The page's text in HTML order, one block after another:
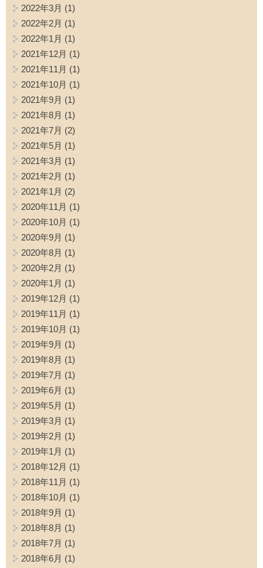
2022年3月 (1)
2022年2月 (1)
2022年1月 (1)
2021年12月 (1)
2021年11月 (1)
2021年10月 (1)
2021年9月 (1)
2021年8月 (1)
2021年7月 (2)
2021年5月 (1)
2021年3月 (1)
2021年2月 (1)
2021年1月 (2)
2020年11月 (1)
2020年10月 (1)
2020年9月 (1)
2020年8月 (1)
2020年2月 (1)
2020年1月 (1)
2019年12月 (1)
2019年11月 (1)
2019年10月 (1)
2019年9月 (1)
2019年8月 (1)
2019年7月 (1)
2019年6月 (1)
2019年5月 (1)
2019年3月 (1)
2019年2月 (1)
2019年1月 (1)
2018年12月 (1)
2018年11月 (1)
2018年10月 (1)
2018年9月 (1)
2018年8月 (1)
2018年7月 (1)
2018年6月 (1)